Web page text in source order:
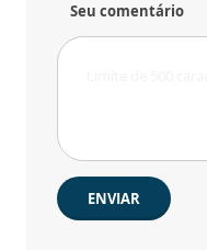
Seu comentário
ENVIAR